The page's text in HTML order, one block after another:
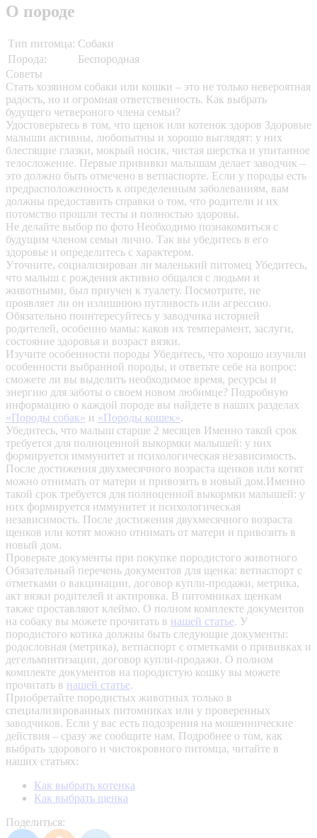
О породе
Тип питомца: Собаки
Порода:
Беспородная
Советы
Стать хозяином собаки или кошки – это не только невероятная
радость, но и огромная ответственность. Как выбрать
будущего четвероного члена семьи?
Удостоверьтесь в том, что щенок или котенок здоров Здоровые
малыши активны, любопытны и хорошо выглядят: у них
блестящие глазки, мокрый носик, чистая шерстка и упитанное
телосложение. Первые прививки малышам делает заводчик –
это должно быть отмечено в ветпаспорте. Если у породы есть
предрасположенность к определенным заболеваниям, вам
должны предоставить справки о том, что родители и их
потомство прошли тесты и полностью здоровы.
Не делайте выбор по фото Необходимо познакомиться с
будущим членом семьи лично. Так вы убедитесь в его
здоровье и определитесь с характером.
Уточните, социализирован ли маленький питомец Убедитесь,
что малыш с рождения активно общался с людьми и
животными, был приучен к туалету. Посмотрите, не
проявляет ли он излишнюю пугливость или агрессию.
Обязательно поинтересуйтесь у заводчика историей
родителей, особенно мамы: каков их темперамент, заслуги,
состояние здоровья и возраст вязки.
Изучите особенности породы Убедитесь, что хорошо изучили
особенности выбранной породы, и ответьте себе на вопрос:
сможете ли вы выделить необходимое время, ресурсы и
энергию для заботы о своем новом любимце? Подробную
информацию о каждой породе вы найдете в наших разделах
«Породы собак» и «Породы кошек».
Убедитесь, что малыш старше 2 месяцев Именно такой срок
требуется для полноценной выкормки малышей: у них
формируется иммунитет и психологическая независимость.
После достижения двухмесячного возраста щенков или котят
можно отнимать от матери и привозить в новый дом.Именно
такой срок требуется для полноценной выкормки малышей: у
них формируется иммунитет и психологическая
независимость. После достижения двухмесячного возраста
щенков или котят можно отнимать от матери и привозить в
новый дом.
Проверьте документы при покупке породистого животного
Обязательный перечень документов для щенка: ветпаспорт с
отметками о вакцинации, договор купли-продажи, метрика,
акт вязки родителей и актировка. В питомниках щенкам
также проставляют клеймо. О полном комплекте документов
на собаку вы можете прочитать в нашей статье. У
породистого котика должны быть следующие документы:
родословная (метрика), ветпаспорт с отметками о прививках и
дегельминтизации, договор купли-продажи. О полном
комплекте документов на породистую кошку вы можете
прочитать в нашей статье.
Приобретайте породистых животных только в
специализированных питомниках или у проверенных
заводчиков. Если у вас есть подозрения на мошеннические
действия – сразу же сообщите нам. Подробнее о том, как
выбрать здорового и чистокровного питомца, читайте в
наших статьях:
Как выбрать котенка
Как выбрать щенка
Поделиться: